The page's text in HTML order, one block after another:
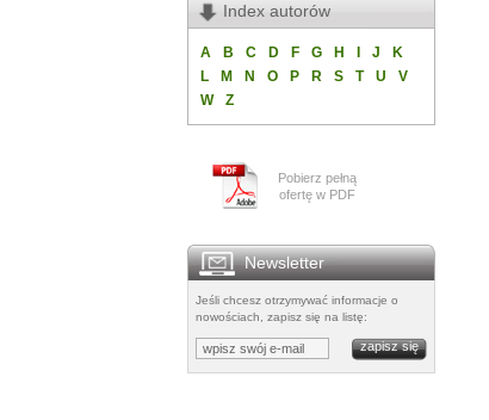
Index autorów
A B C D F G H J
K
L
M N O P R S T U
V
W
Z
Pobierz pełną
ofertę w PDF
Newsletter
Jeśli chcesz otrzymywać informacje o
nowościach, zapisz się na listę: